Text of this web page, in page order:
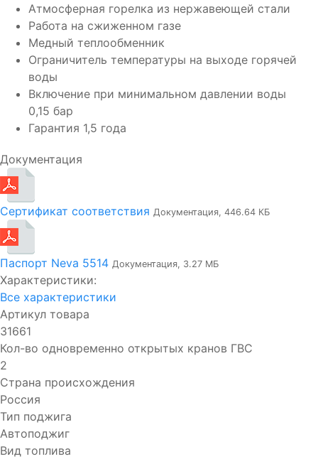
Атмосферная горелка из нержавеющей стали
Работа на сжиженном газе
Медный теплообменник
Ограничитель температуры на выходе горячей
воды
Включение при минимальном давлении воды
0,15 бар
Гарантия 1,5 года
Документация
Сертификат соответствия Документация, 446.64 КБ
Паспорт Neva 5514 Документация, 3.27 МБ
Характеристики:
Все характеристики
Артикул товара
31661
Кол-во одновременно открытых кранов ГВС
2
Страна происхождения
Россия
Тип поджига
Автоподжиг
Вид топлива